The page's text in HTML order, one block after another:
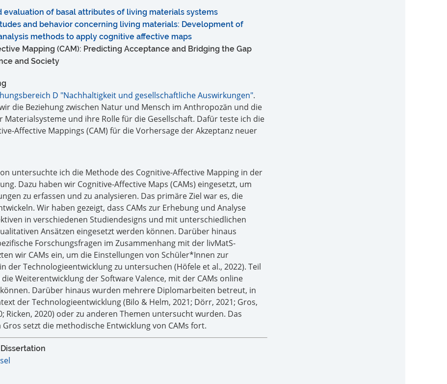
evaluation of basal attributes of living materials systems
and behavior concerning living materials: Development of
methods to apply cognitive affective maps
Mapping (CAM): Predicting Acceptance and Bridging the Gap
and Society
D "Nachhaltigkeit und gesellschaftliche Auswirkungen".
die Beziehung zwischen Natur und Mensch im Anthropozän und die
Materialsysteme und ihre Rolle für die Gesellschaft. Dafür teste ich die
Affective Mappings (CAM) für die Vorhersage der Akzeptanz neuer
untersuchte ich die Methode des Cognitive-Affective Mapping in der
Dazu haben wir Cognitive-Affective Maps (CAMs) eingesetzt, um
zu erfassen und zu analysieren. Das primäre Ziel war es, die
Wir haben gezeigt, dass CAMs zur Erhebung und Analyse
in verschiedenen Studiendesigns und mit unterschiedlichen
Ansätzen eingesetzt werden können. Darüber hinaus
Forschungsfragen im Zusammenhang mit der livMatS-
wir CAMs ein, um die Einstellungen von Schüler*Innen zur
der Technologieentwicklung zu untersuchen (Höfele et al., 2022). Teil
Weiterentwicklung der Software Valence, mit der CAMs online
Darüber hinaus wurden mehrere Diplomarbeiten betreut, in
der Technologieentwicklung (Bilo & Helm, 2021; Dörr, 2021; Gros,
Ricken, 2020) oder zu anderen Themen untersucht wurden. Das
setzt die methodische Entwicklung von CAMs fort.